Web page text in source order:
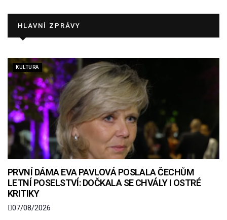
HLAVNÍ ZPRÁVY
KULTURA
PRVNÍ DÁMA EVA PAVLOVÁ POSLALA ČECHŮM
LETNÍ POSELSTVÍ: DOČKALA SE CHVÁLY I OSTRÉ
KRITIKY
07/08/2026